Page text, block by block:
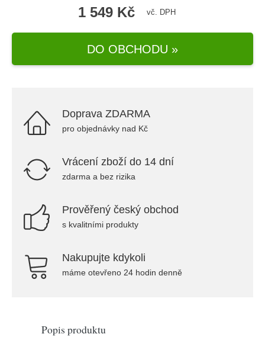
1 549 Kč vč. DPH
DO OBCHODU »
Doprava ZDARMA
pro objednávky nad Kč
Vrácení zboží do 14 dní
zdarma a bez rizika
Prověřený český obchod
s kvalitními produkty
Nakupujte kdykoli
máme otevřeno 24 hodin denně
Popis produktu